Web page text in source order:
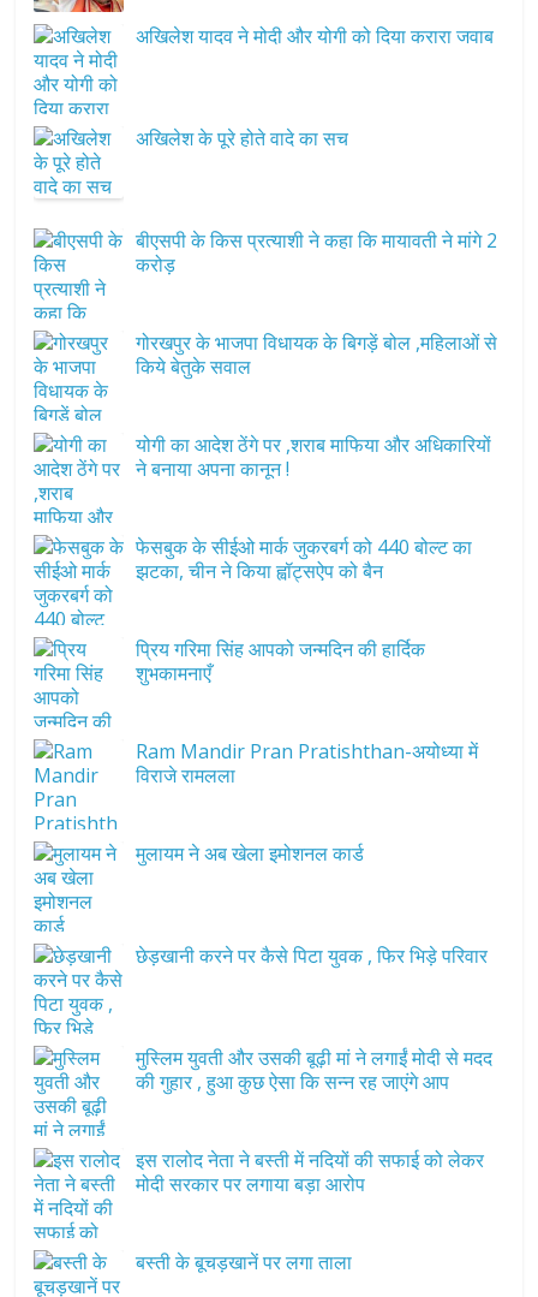
अखिलेश यादव ने मोदी और योगी को दिया करारा जवाब
अखिलेश के पूरे होते वादे का सच
बीएसपी के किस प्रत्याशी ने कहा कि मायावती ने मांगे 2
करोड़
गोरखपुर के भाजपा विधायक के बिगड़ें बोल ,महिलाओं से
किये बेतुके सवाल
योगी का आदेश ठेंगे पर ,शराब माफिया और अधिकारियों
ने बनाया अपना कानून !
फेसबुक के सीईओ मार्क जुकरबर्ग को 440 बोल्ट का
झटका, चीन ने किया ह्वॉट्सऐप को बैन
प्रिय गरिमा सिंह आपको जन्मदिन की हार्दिक
शुभकामनाएँ
Ram Mandir Pran Pratishthan-अयोध्या में
विराजे रामलला
मुलायम ने अब खेला इमोशनल कार्ड
छेड़खानी करने पर कैसे पिटा युवक , फिर भिड़े परिवार
मुस्लिम युवती और उसकी बूढ़ी मां ने लगाईं मोदी से मदद
की गुहार , हुआ कुछ ऐसा कि सन्न रह जाएंगे आप
इस रालोद नेता ने बस्ती में नदियों की सफाई को लेकर
मोदी सरकार पर लगाया बड़ा आरोप
बस्ती के बूचड़खानें पर लगा ताला